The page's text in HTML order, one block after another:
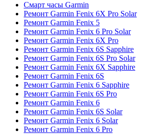
Смарт часы Garmin
Ремонт Garmin Fenix 6X Pro Solar
Ремонт Garmin Fenix 5
Ремонт Garmin Fenix 6 Pro Solar
Ремонт Garmin Fenix 6X Pro
Ремонт Garmin Fenix 6S Sapphire
Ремонт Garmin Fenix 6S Pro Solar
Ремонт Garmin Fenix 6X Sapphire
Ремонт Garmin Fenix 6S
Ремонт Garmin Fenix 6 Sapphire
Ремонт Garmin Fenix 6S Pro
Ремонт Garmin Fenix 6
Ремонт Garmin Fenix 6S Solar
Ремонт Garmin Fenix 6 Solar
Ремонт Garmin Fenix 6 Pro